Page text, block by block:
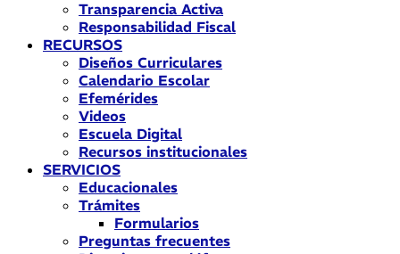
Transparencia Activa
Responsabilidad Fiscal
RECURSOS
Diseños Curriculares
Calendario Escolar
Efemérides
Videos
Escuela Digital
Recursos institucionales
SERVICIOS
Educacionales
Trámites
Formularios
Preguntas frecuentes